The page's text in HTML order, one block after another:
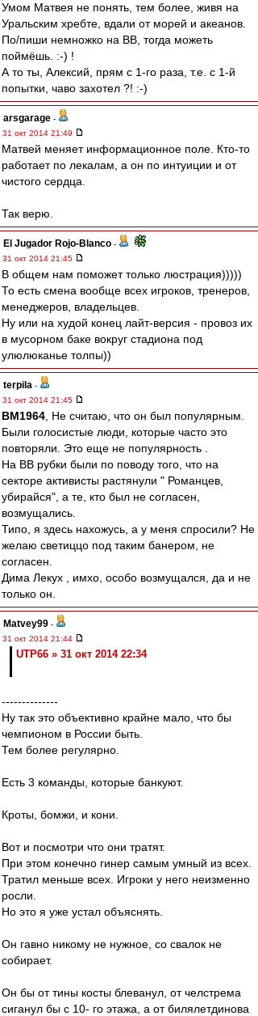
Умом Матвея не понять, тем более, живя на
Уральским хребте, вдали от морей и акеанов.
По/пиши немножко на ВВ, тогда можеть
поймёшь. :-) !
А то ты, Алексий, прям с 1-го раза, т.е. с 1-й
попытки, чаво захотел ?! :-)
arsgarage -
31 окт 2014 21:49
Матвей меняет информационное поле. Кто-то
работает по лекалам, а он по интуиции и от
чистого сердца.
Так верю.
El Jugador Rojo-Blanco -
31 окт 2014 21:45
В общем нам поможет только люстрация)))))
То есть смена вообще всех игроков, тренеров,
менеджеров, владельцев.
Ну или на худой конец лайт-версия - провоз их
в мусорном баке вокруг стадиона под
улюлюканье толпы))
terpila -
31 окт 2014 21:45
BM1964 , Не считаю, что он был популярным.
Были голосистые люди, которые часто это
повторяли. Это еще не популярность .
На ВВ рубки были по поводу того, что на
секторе активисты растянули " Романцев,
убирайся", а те, кто был не согласен,
возмущались.
Типо, я здесь нахожусь, а у меня спросили? Не
желаю светиццо под таким банером, не
согласен.
Дима Лекух , имхо, особо возмущался, да и не
только он.
Matvey99 -
31 окт 2014 21:44
UTP66 » 31 окт 2014 22:34
--------------
Ну так это объективно крайне мало, что бы
чемпионом в России быть.
Тем более регулярно.
Есть 3 команды, которые банкуют.
Кроты, бомжи, и кони.
Вот и посмотри что они тратят.
При этом конечно гинер самым умный из всех.
Тратил меньше всех. Игроки у него неизменно
росли.
Но это я уже устал объяснять.
Он гавно никому не нужное, со свалок не
собирает.
Он бы от тины косты блеванул, от челстрема
сиганул бы с 10- го этажа, а от билялетдинова